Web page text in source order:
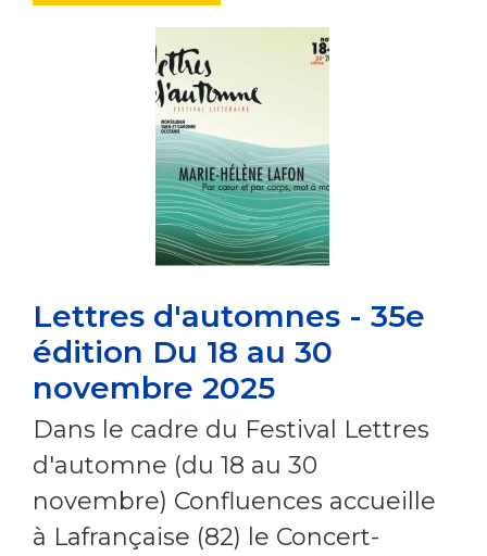
Lettres d'automnes - 35e
édition Du 18 au 30
novembre 2025
Dans le cadre du Festival Lettres
d'automne (du 18 au 30
novembre) Confluences accueille
à Lafrançaise (82) le Concert-